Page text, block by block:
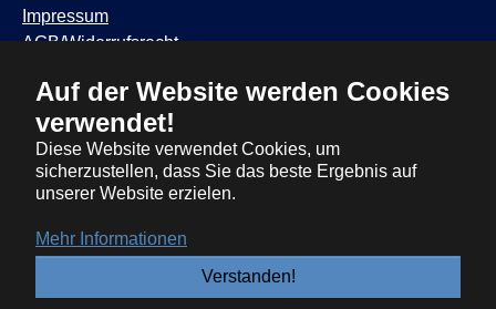
Auf der Website werden Cookies
verwendet!
Diese Website verwendet Cookies, um
sicherzustellen, dass Sie das beste Ergebnis auf
unserer Website erzielen.
Mehr Informationen
Verstanden!
Impressum
AGB/Widerrufsrecht
TSV Trudering ∙ Feldbergstr. 65 ∙ 81825 München ∙ Tel:
089 / 6881317∙ info@tsvtrudering.de